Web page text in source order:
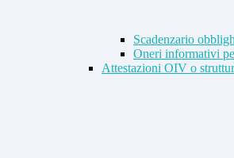
Scadenzario
Oneri informativi
Attestazioni OIV o